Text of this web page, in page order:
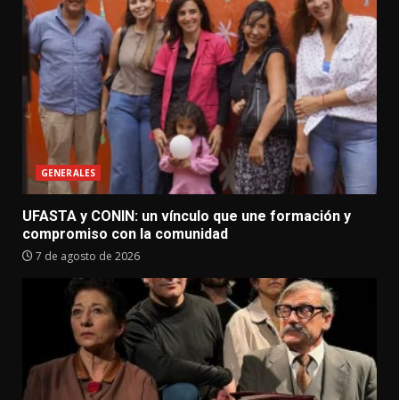
GENERALES
UFASTA y CONIN: un vínculo que une formación y
compromiso con la comunidad
7 de agosto de 2026